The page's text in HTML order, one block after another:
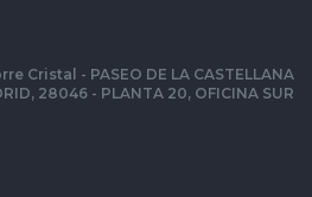
Cristal - PASEO DE LA CASTELLANA
28046 - PLANTA 20, OFICINA SUR